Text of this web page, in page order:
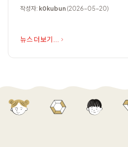
작성자: k0kubun (2026-05-20)
뉴스 더보기...